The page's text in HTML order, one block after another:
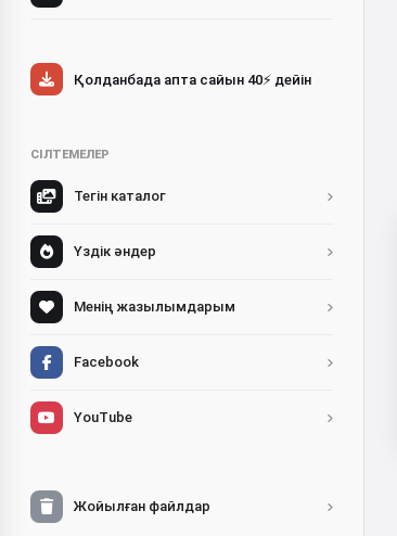
Қолданбада апта сайын 40⚡ дейін
СІЛТЕМЕЛЕР
Тегін каталог
Үздік әндер
Менің жазылымдарым
Facebook
YouTube
Жойылған файлдар